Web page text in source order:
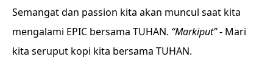
Semangat dan passion kita akan muncul saat kita
mengalami EPIC bersama TUHAN. “Markiput”- Mari
kita seruput kopi kita bersama TUHAN.